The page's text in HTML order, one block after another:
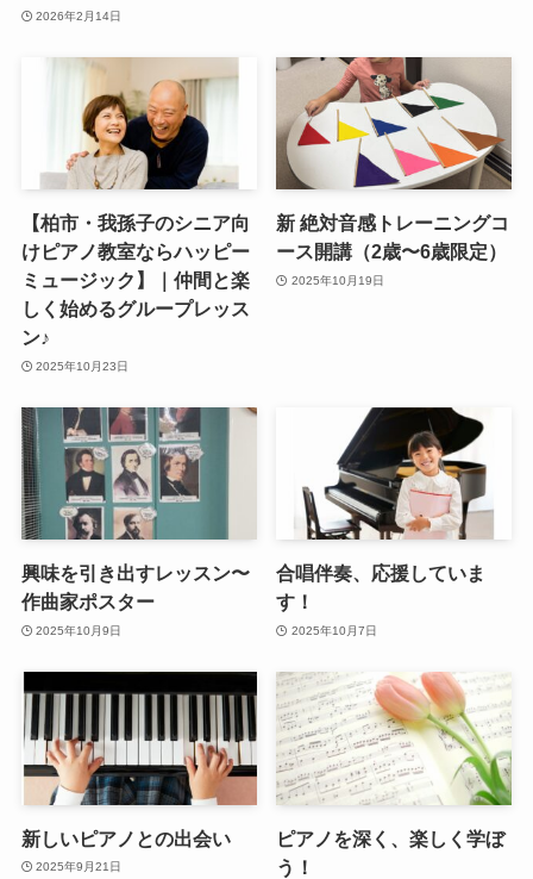
2026年2月14日
【柏市・我孫子のシニア向
けピアノ教室ならハッピー
ミュージック】｜仲間と楽
しく始めるグループレッス
ン♪
2025年10月23日
新 絶対音感トレーニングコ
ース開講（2歳〜6歳限定）
2025年10月19日
興味を引き出すレッスン〜
作曲家ポスター
2025年10月9日
合唱伴奏、応援していま
す！
2025年10月7日
新しいピアノとの出会い
2025年9月21日
ピアノを深く、楽しく学ぼ
う！